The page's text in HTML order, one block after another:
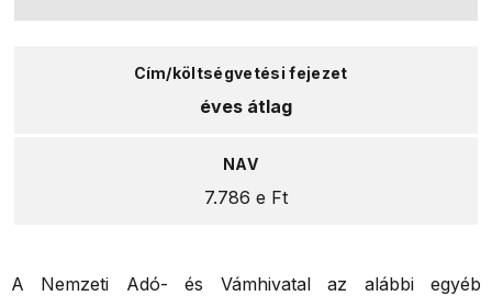
éves átlag
7.786 e Ft
A Nemzeti Adó- és Vámhivatal az alábbi egyéb